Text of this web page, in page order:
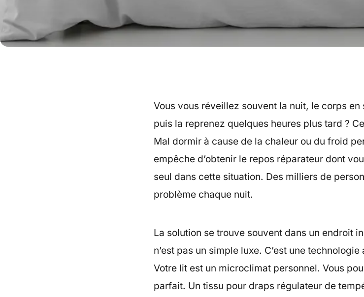
Vous vous réveillez souvent la nuit, le corps en
puis la reprenez quelques heures plus tard ?
Mal dormir à cause de la chaleur ou du froid
empêche d’obtenir le repos réparateur dont
seul dans cette situation. Des milliers de
problème chaque nuit.
La solution se trouve souvent dans un endroit
n’est pas un simple luxe. C’est une
Votre lit est un microclimat personnel. Vous
parfait. Un tissu pour draps régulateur de